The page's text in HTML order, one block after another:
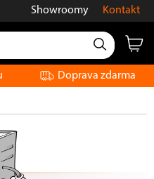
Showroomy Kontakt
Doprava zdarma